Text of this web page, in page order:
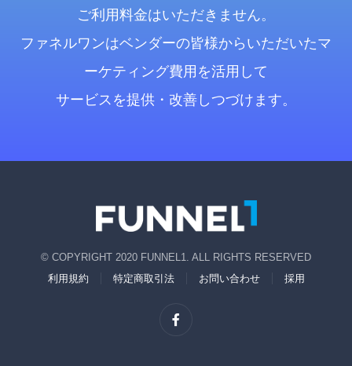
ご利用料金はいただきません。
ファネルワンはベンダーの皆様からいただいたマ
ーケティング費用を活用して
サービスを提供・改善しつづけます。
© COPYRIGHT 2020 FUNNEL1. ALL RIGHTS RESERVED
利用規約
特定商取引法 お問い合わせ 採用